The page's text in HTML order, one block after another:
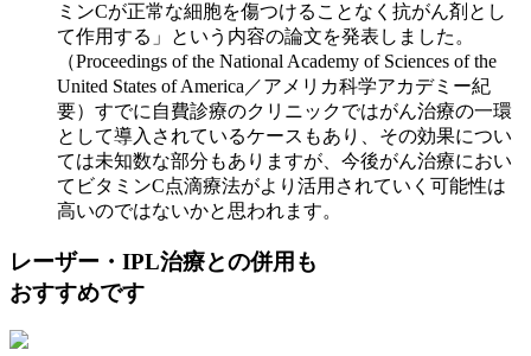
ミンCが正常な細胞を傷つけることなく抗がん剤とし
て作用する」という内容の論文を発表しました。
（Proceedings of the National Academy of Sciences of the
United States of America／アメリカ科学アカデミー紀
要）すでに自費診療のクリニックではがん治療の一環
として導入されているケースもあり、その効果につい
ては未知数な部分もありますが、今後がん治療におい
てビタミンC点滴療法がより活用されていく可能性は
高いのではないかと思われます。
レーザー・IPL治療との併用も
おすすめです